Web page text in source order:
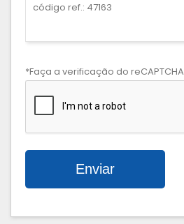
*Faça a verificação do reCAPTCHA